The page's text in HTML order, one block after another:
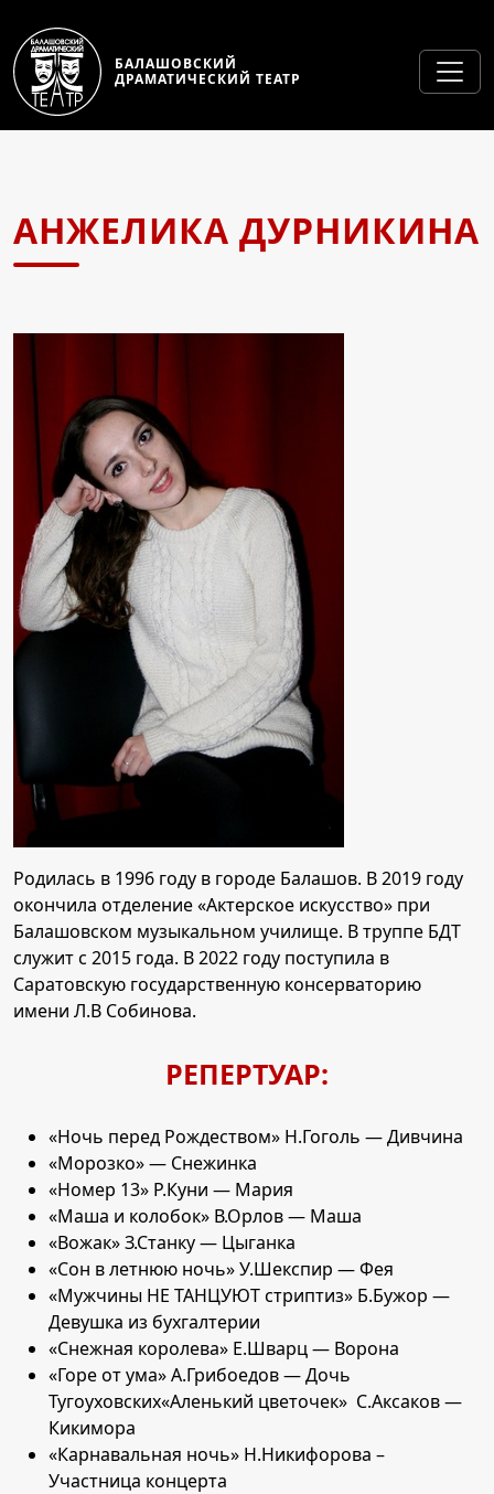
БАЛАШОВСКИЙ
ДРАМАТИЧЕСКИЙ ТЕАТР
АНЖЕЛИКА ДУРНИКИНА
Родилась в 1996 году в городе Балашов. В 2019 году
окончила отделение «Актерское искусство» при
Балашовском музыкальном училище. В труппе БДТ
служит с 2015 года. В 2022 году поступила в
Саратовскую государственную консерваторию
имени Л.В Собинова.
РЕПЕРТУАР:
«Ночь перед Рождеством» Н.Гоголь — Дивчина
«Морозко» — Снежинка
«Номер 13» Р.Куни — Мария
«Маша и колобок» В.Орлов — Маша
«Вожак» З.Станку — Цыганка
«Сон в летнюю ночь» У.Шекспир — Фея
«Мужчины НЕ ТАНЦУЮТ стриптиз» Б.Бужор —
Девушка из бухгалтерии
«Снежная королева» Е.Шварц — Ворона
«Горе от ума» А.Грибоедов — Дочь
Тугоуховских«Аленький цветочек» С.Аксаков —
Кикимора
«Карнавальная ночь» Н.Никифорова –
Участница концерта